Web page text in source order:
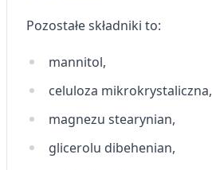
Pozostałe składniki to:
mannitol,
celuloza mikrokrystaliczna,
magnezu stearynian,
glicerolu dibehenian,